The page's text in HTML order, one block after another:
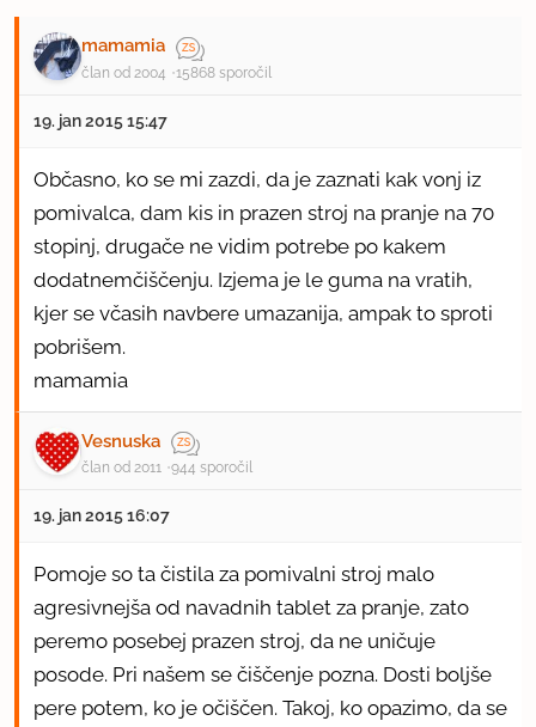
mamamia
član od 2004 15868 sporočil
19. jan 2015 15:47
Občasno, ko se mi zazdi, da je zaznati kak vonj iz
pomivalca, dam kis in prazen stroj na pranje na 70
stopinj, drugače ne vidim potrebe po kakem
dodatnemčiščenju. Izjema je le guma na vratih,
kjer se včasih navbere umazanija, ampak to sproti
pobrišem.
mamamia
Vesnuska
član od 2011 944 sporočil
19. jan 2015 16:07
Pomoje so ta čistila za pomivalni stroj malo
agresivnejša od navadnih tablet za pranje, zato
peremo posebej prazen stroj, da ne uničuje
posode. Pri našem se čiščenje pozna. Dosti boljše
pere potem, ko je očiščen. Takoj, ko opazimo, da se